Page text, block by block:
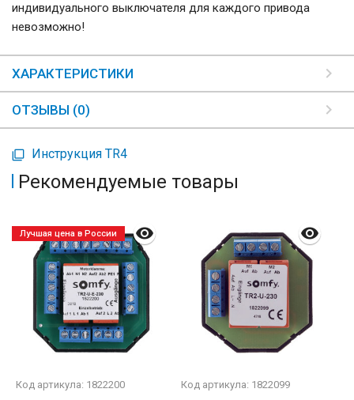
индивидуального выключателя для каждого привода
невозможно!
ХАРАКТЕРИСТИКИ
ОТЗЫВЫ (0)
Инструкция TR4
Рекомендуемые товары
Код артикула: 1822200
Лучшая цена в России
Код артикула: 1822099